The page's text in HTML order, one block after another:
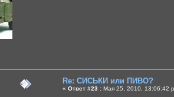
Re: СИСЬКИ или ПИВО?
« Ответ #23 : Мая 25, 2010, 13:06:42